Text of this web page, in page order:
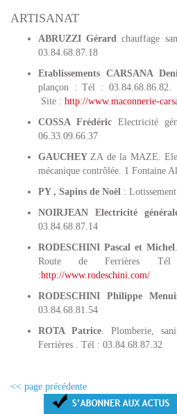
ARTISANAT
ABRUZZI Gérard chauffage
03.84.68.87.18
Etablissements CARSANA
plançon : Tél :
Site : http://www.maconnerie-
COSSA FrédéricElectricité
06.33.09.66.37
GAUCHEYZA de la MAZE.
mécanique contrôlée. 1 Fontaine
PY ­, Sapins de Noël :
NOIRJEAN Electricité
03.84.68.87.14
RODESCHINI Pascal et Michel
Route de Ferrières
:http://www.rodeschini.com/
RODESCHINI Philippe
03.84.68.81.54
ROTA Patrice. Plomberie,
Ferrières . Tél : 03.84.68.87.32
<< page précédente